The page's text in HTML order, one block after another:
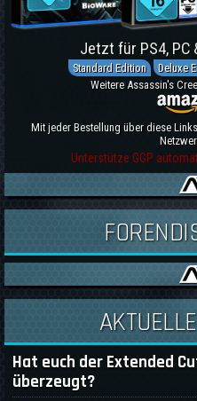
Jetzt für PS4, PC
Standard Edition Deluxe
Weitere Assassin's
Mit jeder Bestellung über diese
Unterstütze GGP
Hat euch der Extended
überzeugt?